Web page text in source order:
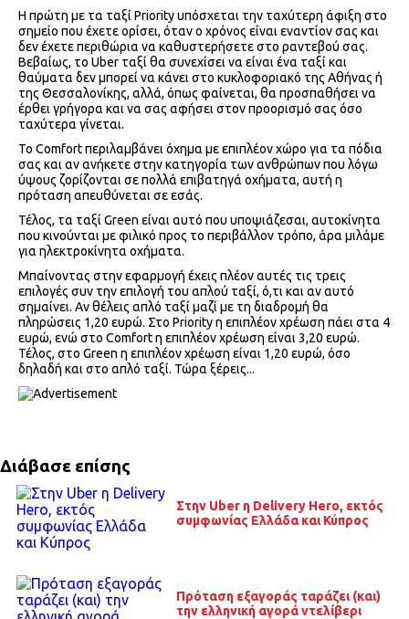
Η πρώτη με τα ταξί Priority υπόσχεται την ταχύτερη άφιξη στο
σημείο που έχετε ορίσει, όταν ο χρόνος είναι εναντίον σας και
δεν έχετε περιθώρια να καθυστερήσετε στο ραντεβού σας.
Βεβαίως, το Uber ταξί θα συνεχίσει να είναι ένα ταξί και
θαύματα δεν μπορεί να κάνει στο κυκλοφοριακό της Αθήνας ή
της Θεσσαλονίκης, αλλά, όπως φαίνεται, θα προσπαθήσει να
έρθει γρήγορα και να σας αφήσει στον προορισμό σας όσο
ταχύτερα γίνεται.
Το Comfort περιλαμβάνει όχημα με επιπλέον χώρο για τα πόδια
σας και αν ανήκετε στην κατηγορία των ανθρώπων που λόγω
ύψους ζορίζονται σε πολλά επιβατηγά οχήματα, αυτή η
πρόταση απευθύνεται σε εσάς.
Τέλος, τα ταξί Green είναι αυτό που υποψιάζεσαι, αυτοκίνητα
που κινούνται με φιλικό προς το περιβάλλον τρόπο, άρα μιλάμε
για ηλεκτροκίνητα οχήματα.
Μπαίνοντας στην εφαρμογή έχεις πλέον αυτές τις τρεις
επιλογές συν την επιλογή του απλού ταξί, ό,τι και αν αυτό
σημαίνει. Αν θέλεις απλό ταξί μαζί με τη διαδρομή θα
πληρώσεις 1,20 ευρώ. Στο Priority η επιπλέον χρέωση πάει στα 4
ευρώ, ενώ στο Comfort η επιπλέον χρέωση είναι 3,20 ευρώ.
Τέλος, στο Green η επιπλέον χρέωση είναι 1,20 ευρώ, όσο
δηλαδή και στο απλό ταξί. Τώρα ξέρεις...
Διάβασε επίσης
Στην Uber η Delivery Hero, εκτός
συμφωνίας Ελλάδα και Κύπρος
Πρόταση εξαγοράς ταράζει (και)
την ελληνική αγορά ντελίβερι